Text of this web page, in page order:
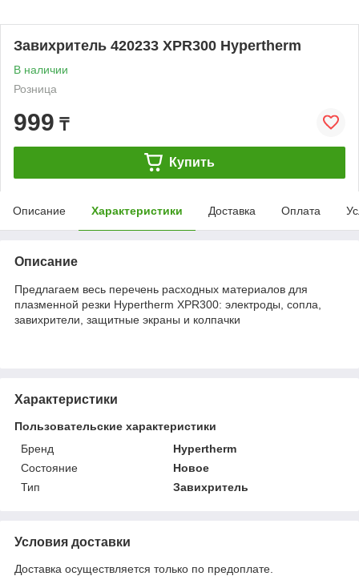
Завихритель 420233 XPR300 Hypertherm
В наличии
Розница
999 ₸
Купить
Описание Характеристики Доставка Оплата
Описание
Предлагаем весь перечень расходных материалов для
плазменной резки Hypertherm XPR300: электроды, сопла,
завихрители, защитные экраны и колпачки
Характеристики
Пользовательские характеристики
Бренд
Hypertherm
Состояние
Новое
Тип
Завихритель
Условия доставки
Доставка осуществляется только по предоплате.